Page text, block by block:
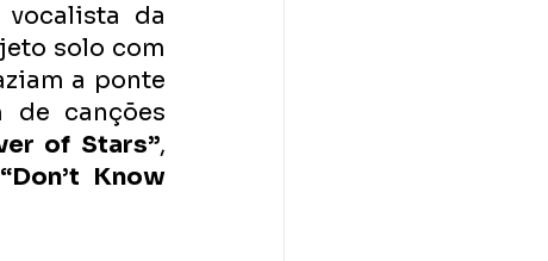
da
solo com
a ponte
canções
of Stars”,
“Don’t Know